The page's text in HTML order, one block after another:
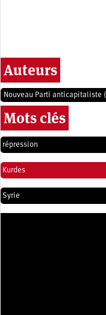
Auteurs
Nouveau Parti anticapitaliste
Mots clés
répression
Kurdes
Syrie